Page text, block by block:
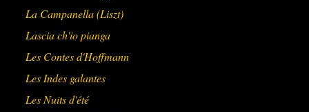
La Campanella (Liszt)
Lascia ch'io pianga
Les Contes d'Hoffmann
Les Indes galantes
Les Nuits d'été